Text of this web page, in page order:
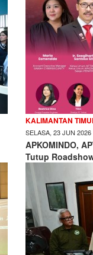
KALIMANTAN
SELASA, 23 JUN 2026
APKOMINDO,
Tutup